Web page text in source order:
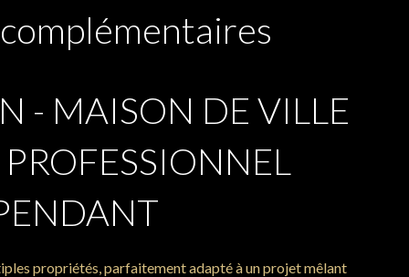
- MAISON DE VILLE
propriétés, parfaitement adapté à un projet mêlant